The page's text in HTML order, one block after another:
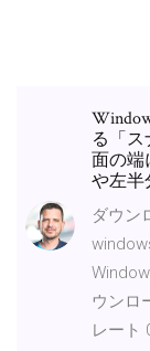
る「
面の端
や左半
ダウン
ウンロ
レート